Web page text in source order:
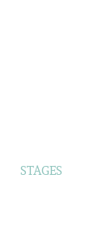
STAGES